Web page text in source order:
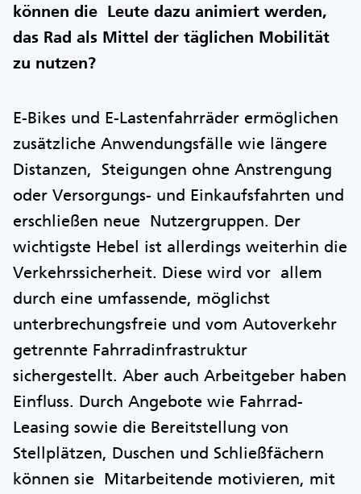
können die Leute dazu animiert werden,
das Rad als Mittel der täglichen Mobilität
zu nutzen?
E-Bikes und E-Lastenfahrräder ermöglichen
zusätzliche Anwendungsfälle wie längere
Distanzen, Steigungen ohne Anstrengung
oder Versorgungs- und Einkaufsfahrten und
erschließen neue Nutzergruppen. Der
wichtigste Hebel ist allerdings weiterhin die
Verkehrssicherheit. Diese wird vor allem
durch eine umfassende, möglichst
unterbrechungsfreie und vom Autoverkehr
getrennte Fahrradinfrastruktur
sichergestellt. Aber auch Arbeitgeber haben
Einfluss. Durch Angebote wie Fahrrad-
Leasing sowie die Bereitstellung von
Stellplätzen, Duschen und Schließfächern
können sie Mitarbeitende motivieren, mit